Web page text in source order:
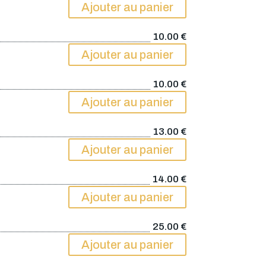
Ajouter au panier
10.00 €
Ajouter au panier
10.00 €
Ajouter au panier
13.00 €
Ajouter au panier
14.00 €
Ajouter au panier
25.00 €
Ajouter au panier